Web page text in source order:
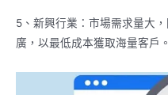
5、新興行業：市場需求量大
廣，以最低成本獲取海量客戶。